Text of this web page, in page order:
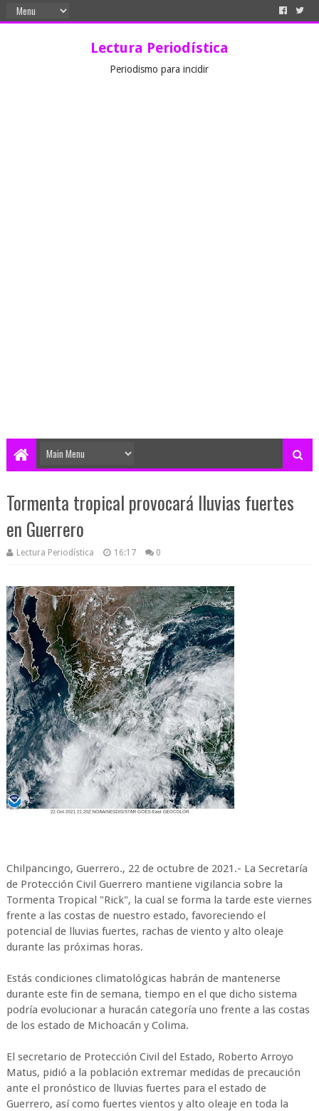
Lectura Periodística
Periodismo para incidir
Tormenta tropical provocará lluvias fuertes
en Guerrero
Lectura Periodística 16:17 0
Chilpancingo, Guerrero., 22 de octubre de 2021.- La Secretaría
de Protección Civil Guerrero mantiene vigilancia sobre la
Tormenta Tropical "Rick", la cual se forma la tarde este viernes
frente a las costas de nuestro estado, favoreciendo el
potencial de lluvias fuertes, rachas de viento y alto oleaje
durante las próximas horas.
Estás condiciones climatológicas habrán de mantenerse
durante este fin de semana, tiempo en el que dicho sistema
podría evolucionar a huracán categoría uno frente a las costas
de los estado de Michoacán y Colima.
El secretario de Protección Civil del Estado, Roberto Arroyo
Matus, pidió a la población extremar medidas de precaución
ante el pronóstico de lluvias fuertes para el estado de
Guerrero, así como fuertes vientos y alto oleaje en toda la